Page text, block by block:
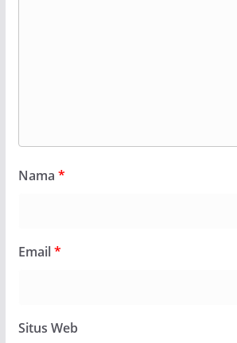
Nama *
Email*
Situs Web